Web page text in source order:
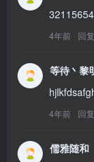
4年前 回复
等待丶黎
4年前 回复
儒雅随和